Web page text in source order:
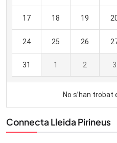
Connecta Lleida Pirineus